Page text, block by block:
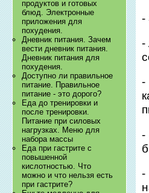
продуктов и готовых
блюд. Электронные
приложения для
похудения.
Дневник питания. Зачем
вести дневник питания.
Дневник питания для
похудения.
Доступно ли правильное
питание. Правильное
питание - это дорого?
Еда до тренировки и
после тренировки.
Питание при силовых
нагрузках. Меню для
набора массы
Еда при гастрите с
повышенной
кислотностью. Что
можно и что нельзя есть
при гастрите?
-
-
-
-
-